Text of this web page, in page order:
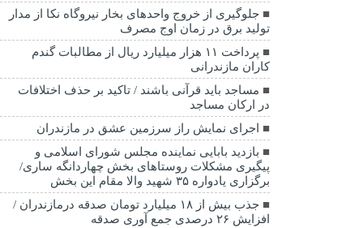
جلوگیری از خروج واحدهای بخار نیروگاه نکا از مدار
تولید برق در زمان اوج مصرف
پرداخت ۱۱ هزار میلیارد ریال از مطالبات گندم
کاران مازندرانی
مساجد باید قرآنی باشند / تاکید بر حذف اختلافات
در ارکان مساجد
اجرای نمایش راز سرزمین عشق در مازندران
بازدید بابایی نماینده مجلس شورای اسلامی و
پیگیری مشکلات روستاهای بخش چهاردانگه ساری/
برگزاری یادواره ۳۵ شهید والا مقام این بخش
جذب بیش از ۱۸ میلیارد تومان صدقه درمازندران /
افزایش ۲۶ درصدی جمع آوری صدقه